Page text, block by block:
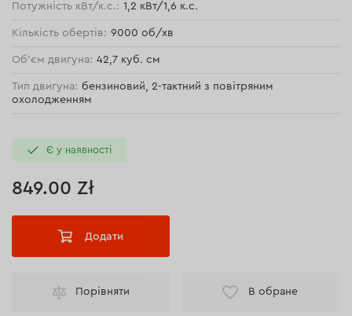
Потужність кВт/к.с.: 1,2 кВт/1,6 к.с.
Кількість обертів: 9000 об/хв
Об'єм двигуна: 42,7 куб. см
Тип двигуна: бензиновий, 2-тактний з повітряним
охолодженням
Є у наявності
849.00 Zł
Додати
Порівняти В обране